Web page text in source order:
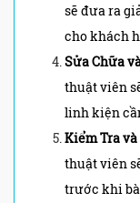
sẽ đưa ra
cho khách
Sửa Chữa
thuật viên
linh kiện
Kiểm Tra và
thuật viên
trước khi